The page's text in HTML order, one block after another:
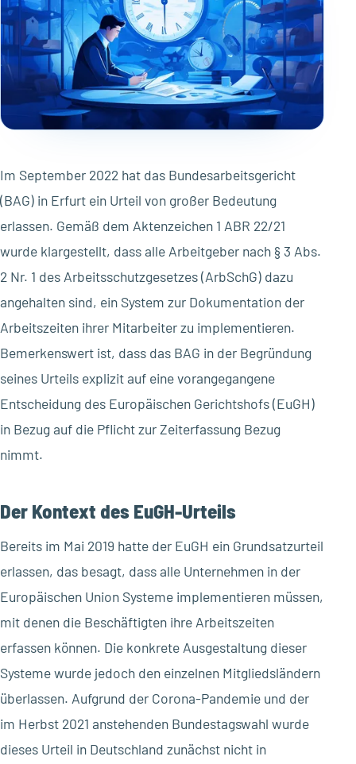
Im September 2022 hat das Bundesarbeitsgericht
(BAG) in Erfurt ein Urteil von großer Bedeutung
erlassen. Gemäß dem Aktenzeichen 1 ABR 22/21
wurde klargestellt, dass alle Arbeitgeber nach § 3 Abs.
2 Nr. 1 des Arbeitsschutzgesetzes (ArbSchG) dazu
angehalten sind, ein System zur Dokumentation der
Arbeitszeiten ihrer Mitarbeiter zu implementieren.
Bemerkenswert ist, dass das BAG in der Begründung
seines Urteils explizit auf eine vorangegangene
Entscheidung des Europäischen Gerichtshofs (EuGH)
in Bezug auf die Pflicht zur Zeiterfassung Bezug
nimmt.
Der Kontext des EuGH-Urteils
Bereits im Mai 2019 hatte der EuGH ein Grundsatzurteil
erlassen, das besagt, dass alle Unternehmen in der
Europäischen Union Systeme implementieren müssen,
mit denen die Beschäftigten ihre Arbeitszeiten
erfassen können. Die konkrete Ausgestaltung dieser
Systeme wurde jedoch den einzelnen Mitgliedsländern
überlassen. Aufgrund der Corona-Pandemie und der
im Herbst 2021 anstehenden Bundestagswahl wurde
dieses Urteil in Deutschland zunächst nicht in